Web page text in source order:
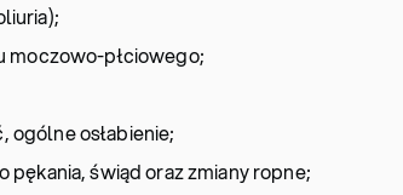
moczowo-płciowego;
ogólne osłabienie;
pękania, świąd oraz zmiany ropne;